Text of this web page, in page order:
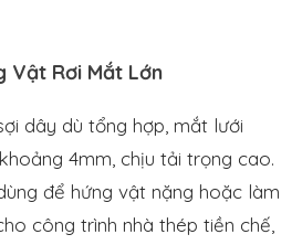
Vật Rơi Mắt Lớn
dây dù tổng hợp, mắt lưới
4mm, chịu tải trọng cao.
để hứng vật nặng hoặc làm
công trình nhà thép tiền chế,